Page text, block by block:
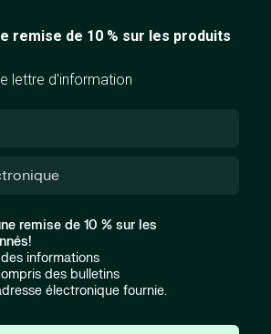
remise de 10 % sur les produits
lettre d'information
remise de 10 % sur les
informations
des bulletins
électronique fournie.